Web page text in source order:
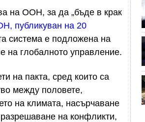
на ООН, за да „бъде в крак
публикуван на 20
система е подложена на
на глобалното управление.
на пакта, сред които са
между половете,
на климата, насърчаване
на конфликти,